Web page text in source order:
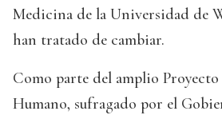
Medicina de la Universidad de
han tratado de cambiar.
Como parte del amplio
Humano, sufragado por el